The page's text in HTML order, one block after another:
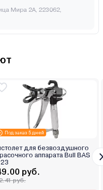
Мира 2А, 223062,
Под заказ 5 дней
для безвоздушного
аппарата Bull BAS
руб.
руб.